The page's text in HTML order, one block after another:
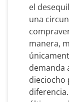
el
una
manera,
demanda
dieciocho